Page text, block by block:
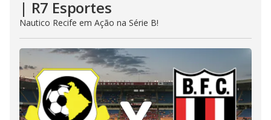
| R7 Esportes
Nautico Recife em Ação na Série B!